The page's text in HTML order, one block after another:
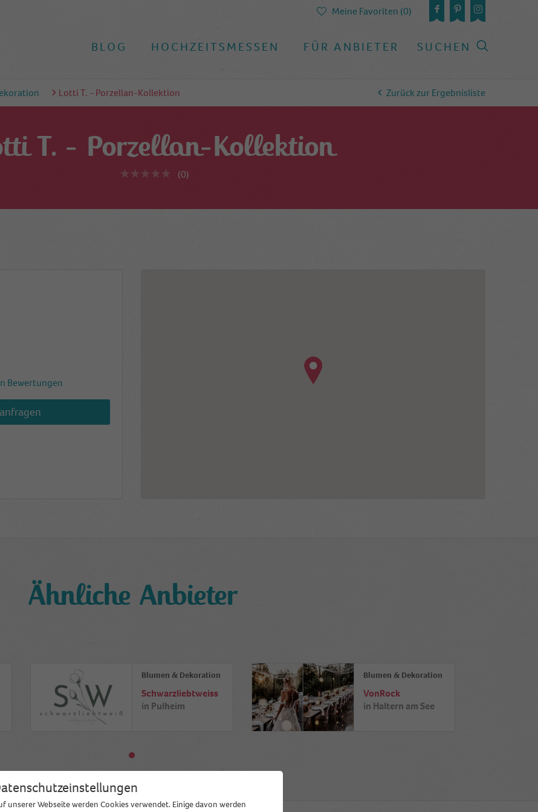
BLOG HOCHZEITSMESSEN FÜR ANBIETER SUCHEN
Meine Favoriten (0)
Lotti T. - Porzellan-Kollektion Zurück zur Ergebnisliste
T. - Porzellan-Kollektion
(0)
Bewertungen
Ähnliche Anbieter
Blumen & Dekoration
Schwarzliebtweiss
in Pulheim
Blumen & Dekoration
VonRock
in Haltern am See
unserer Webseite werden Cookies verwendet. Einige davon werden